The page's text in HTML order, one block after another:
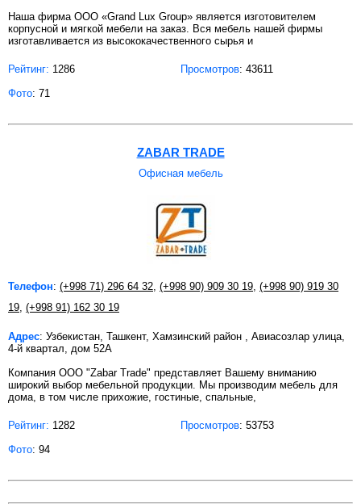
Наша фирма ООО «Grand Lux Group» является изготовителем
корпусной и мягкой мебели на заказ. Вся мебель нашей фирмы
изготавливается из высококачественного сырья и
Рейтинг: 1286 Просмотров: 43611
Фото: 71
ZABAR TRADE
Офисная мебель
Телефон: (+998 71) 296 64 32, (+998 90) 909 30 19, (+998 90) 919 30
19, (+998 91) 162 30 19
Адрес: Узбекистан, Ташкент, Хамзинский район , Авиасозлар улица,
4-й квартал, дом 52А
Компания OOO "Zabar Trade" представляет Вашему вниманию
широкий выбор мебельной продукции. Мы производим мебель для
дома, в том числе прихожие, гостиные, спальные,
Рейтинг: 1282 Просмотров: 53753
Фото: 94